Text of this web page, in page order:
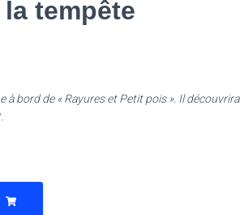
tempête
à bord de « Rayures et Petit pois ». Il découvrira